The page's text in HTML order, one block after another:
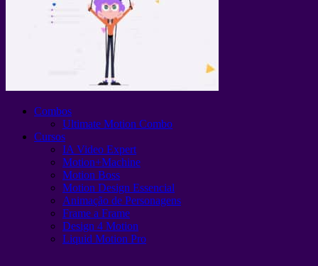
Combos
Ultimate Motion Combo
Cursos
IA Video Expert
Motion+Machine
Motion Boss
Motion Design Essencial
Animação de Personagens
Frame a Frame
Design 4 Motion
Liquid Motion Pro